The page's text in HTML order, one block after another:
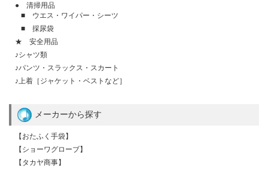
● 清掃用品
■ ウエス・ワイパー・シーツ
■ 採尿袋
★ 安全用品
♪シャツ類
♪パンツ・スラックス・スカート
♪上着［ジャケット・ベストなど］
メーカーから探す
【おたふく手袋】
【ショーワグローブ】
【タカヤ商事】